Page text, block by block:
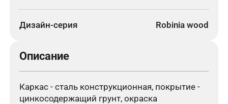
Дизайн-серия Robinia wood
Описание
Каркас - сталь конструкционная, покрытие -
цинкосодержащий грунт, окраска